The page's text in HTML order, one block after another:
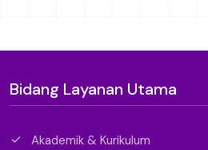
Bidang Layanan Utama
Akademik & Kurikulum